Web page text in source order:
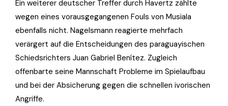
Ein weiterer deutscher Treffer durch Havertz zählte
wegen eines vorausgegangenen Fouls von Musiala
ebenfalls nicht. Nagelsmann reagierte mehrfach
verärgert auf die Entscheidungen des paraguayischen
Schiedsrichters Juan Gabriel Benítez. Zugleich
offenbarte seine Mannschaft Probleme im Spielaufbau
und bei der Absicherung gegen die schnellen ivorischen
Angriffe.